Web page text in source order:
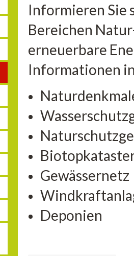
Informieren Sie
Bereichen
erneuerbare
Informationen
Gewässernetz
Deponien